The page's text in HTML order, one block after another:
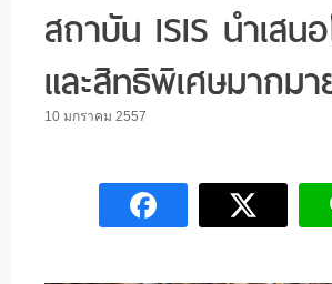
สถาบัน ISIS นำเสน
และสิทธิพิเศษมากมา
10 มกราคม 2557